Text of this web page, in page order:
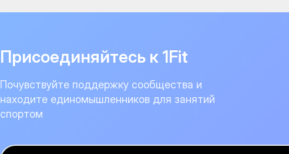
Присоединяйтесь к 1Fit
Почувствуйте поддержку сообщества и
находите единомышленников для занятий
спортом